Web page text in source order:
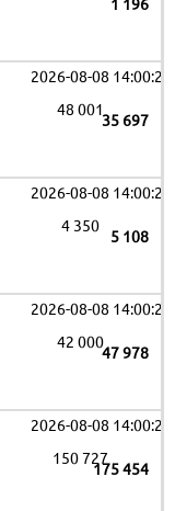
1 196
2026-08-08 14:00:29
35 697
48 001
2026-08-08 14:00:29
5 108
4 350
2026-08-08 14:00:29
47 978
42 000
2026-08-08 14:00:29
175 454
150 727